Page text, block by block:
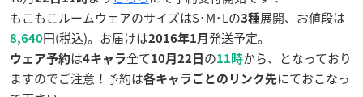
もこもこルームウェアのサイズはS･M･Lの3種展開、お値段は
8,640円(税込)。お届けは2016年1月 発送予定。
ウェア予約は4キャラ全て10月22日 の11時から、となっており
ますのでご注意！予約は各キャラごとのリンク先にておこなっ